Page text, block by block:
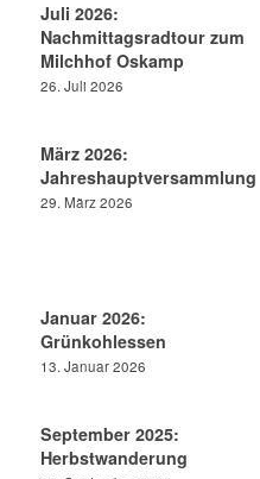
Juli 2026:
Nachmittagsradtour zum
Milchhof Oskamp
26. Juli 2026
März 2026:
Jahreshauptversammlung
29. März 2026
Januar 2026:
Grünkohlessen
13. Januar 2026
September 2025:
Herbstwanderung